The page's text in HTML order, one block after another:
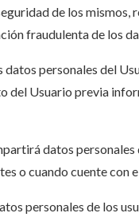
de los
fraudulenta de los
personales del
Usuario previa
datos
o cuando cuente
personales de los